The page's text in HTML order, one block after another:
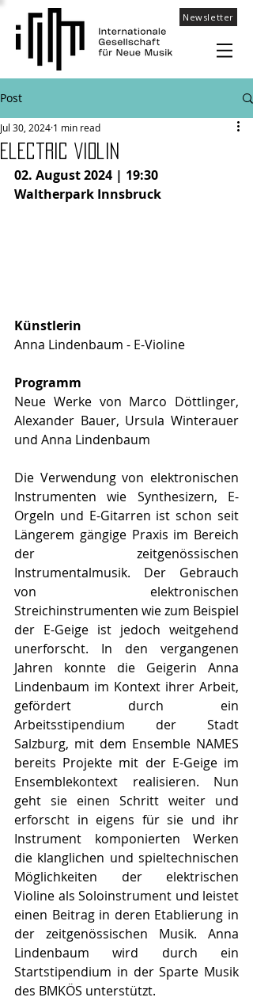
Newsletter
Post
Electric Violin
Jul 30, 2024 1 min read
02. August 2024 | 19:30
Waltherpark Innsbruck
Künstlerin
Anna Lindenbaum - E-Violine
Programm
Neue Werke von Marco Döttlinger,
Alexander Bauer, Ursula Winterauer
und Anna Lindenbaum
Die Verwendung von elektronischen
Instrumenten wie Synthesizern, E-
Orgeln und E-Gitarren ist schon seit
Längerem gängige Praxis im Bereich
der zeitgenössischen
Instrumentalmusik. Der Gebrauch
von elektronischen
Streichinstrumenten wie zum Beispiel
der E-Geige ist jedoch weitgehend
unerforscht. In den vergangenen
Jahren konnte die Geigerin Anna
Lindenbaum im Kontext ihrer Arbeit,
gefördert durch ein
Arbeitsstipendium der Stadt
Salzburg, mit dem Ensemble NAMES
bereits Projekte mit der E-Geige im
Ensemblekontext realisieren. Nun
geht sie einen Schritt weiter und
erforscht in eigens für sie und ihr
Instrument komponierten Werken
die klanglichen und spieltechnischen
Möglichkeiten der elektrischen
Violine als Soloinstrument und leistet
einen Beitrag in deren Etablierung in
der zeitgenössischen Musik. Anna
Lindenbaum wird durch ein
Startstipendium in der Sparte Musik
des BMKÖS unterstützt.